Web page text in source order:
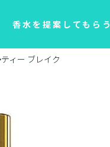
香水を提案してもらう
ティー ブレイク